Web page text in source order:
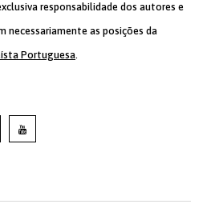
responsabilidade dos autores e
necessariamente as posições da
Portuguesa.